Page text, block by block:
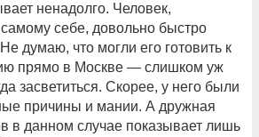
ненадолго. Человек,
себе, довольно быстро
думаю, что могли его готовить к
прямо в Москве — слишком уж
засветиться. Скорее, у него были
причины и мании. А дружная
в данном случае показывает лишь